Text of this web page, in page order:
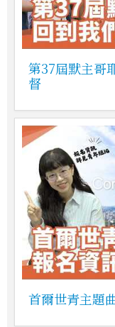
第37屆默主哥
督
首爾世青主題